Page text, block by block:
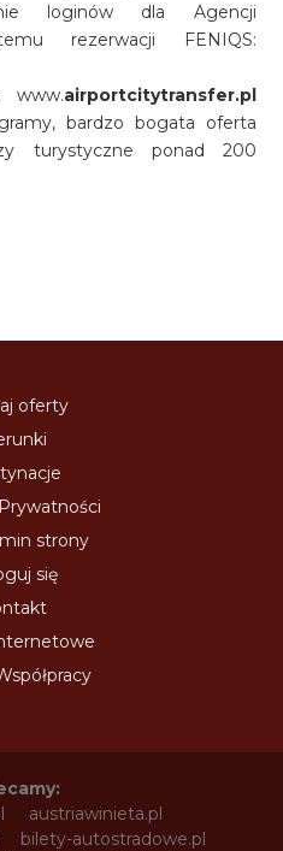
loginów dla Agencji
rezerwacji FENIQS:
www.airportcitytransfer.pl
bardzo bogata oferta
turystyczne ponad 200
oferty
strony
się
austriawinieta.pl
bilety-autostradowe.pl